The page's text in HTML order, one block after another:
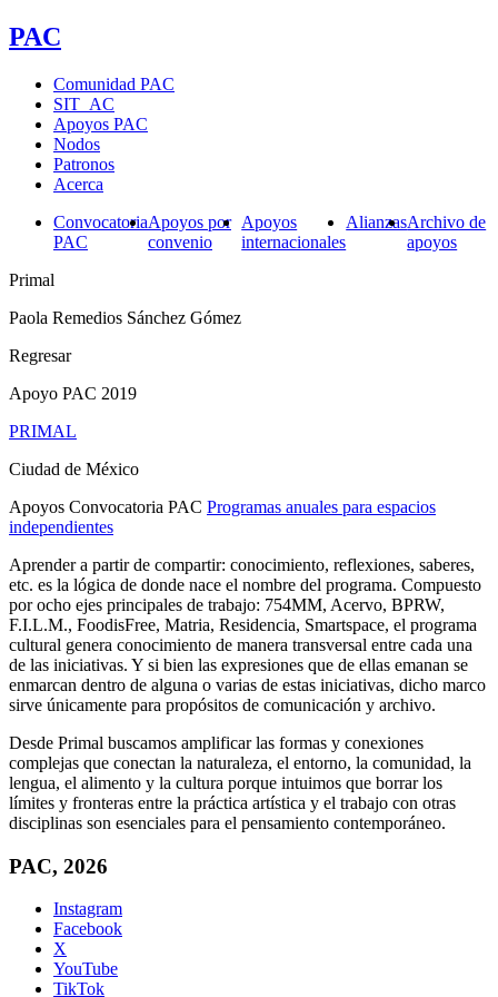
PAC
Comunidad PAC
SIT_AC
Apoyos PAC
Nodos
Patronos
Acerca
Convocatoria
PAC
Apoyos por
convenio
Apoyos
internacionales
AlianzasArchivo de
apoyos
Primal
Paola Remedios Sánchez Gómez
Regresar
Apoyo PAC 2019
PRIMAL
Ciudad de México
Apoyos Convocatoria PAC Programas anuales para espacios
independientes
Aprender a partir de compartir: conocimiento, reflexiones, saberes,
etc. es la lógica de donde nace el nombre del programa. Compuesto
por ocho ejes principales de trabajo: 754MM, Acervo, BPRW,
F.I.L.M., FoodisFree, Matria, Residencia, Smartspace, el programa
cultural genera conocimiento de manera transversal entre cada una
de las iniciativas. Y si bien las expresiones que de ellas emanan se
enmarcan dentro de alguna o varias de estas iniciativas, dicho marco
sirve únicamente para propósitos de comunicación y archivo.
Desde Primal buscamos amplificar las formas y conexiones
complejas que conectan la naturaleza, el entorno, la comunidad, la
lengua, el alimento y la cultura porque intuimos que borrar los
límites y fronteras entre la práctica artística y el trabajo con otras
disciplinas son esenciales para el pensamiento contemporáneo.
PAC, 2026
Instagram
Facebook
X
YouTube
TikTok